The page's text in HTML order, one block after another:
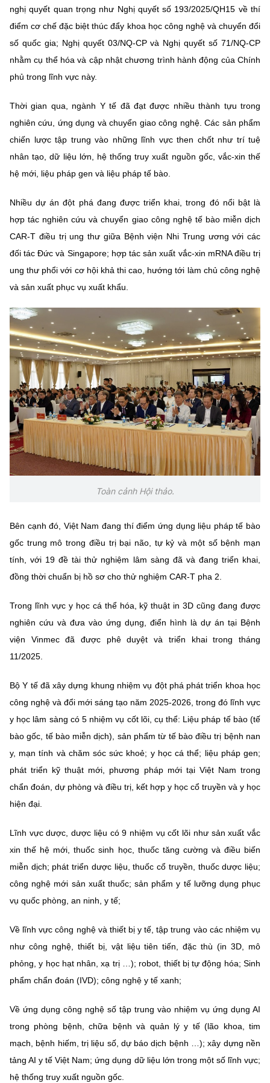
website này)
nghị quyết quan trọng như Nghị quyết số 193/2025/QH15 về thí
điểm cơ chế đặc biệt thúc đẩy khoa học công nghệ và chuyển đổi
số quốc gia; Nghị quyết 03/NQ-CP và Nghị quyết số 71/NQ-CP
nhằm cụ thể hóa và cập nhật chương trình hành động của Chính
phủ trong lĩnh vực này.
Thời gian qua, ngành Y tế đã đạt được nhiều thành tựu trong
nghiên cứu, ứng dụng và chuyển giao công nghệ. Các sản phẩm
chiến lược tập trung vào những lĩnh vực then chốt như trí tuệ
nhân tạo, dữ liệu lớn, hệ thống truy xuất nguồn gốc, vắc-xin thế
hệ mới, liệu pháp gen và liệu pháp tế bào.
Nhiều dự án đột phá đang được triển khai, trong đó nổi bật là
hợp tác nghiên cứu và chuyển giao công nghệ tế bào miễn dịch
CAR-T điều trị ung thư giữa Bệnh viện Nhi Trung ương với các
đối tác Đức và Singapore; hợp tác sản xuất vắc-xin mRNA điều trị
ung thư phổi với cơ hội khả thi cao, hướng tới làm chủ công nghệ
và sản xuất phục vụ xuất khẩu.
Toàn cảnh Hội thảo.
Bên cạnh đó, Việt Nam đang thí điểm ứng dụng liệu pháp tế bào
gốc trung mô trong điều trị bại não, tự kỷ và một số bệnh mạn
tính, với 19 đề tài thử nghiệm lâm sàng đã và đang triển khai,
đồng thời chuẩn bị hồ sơ cho thử nghiệm CAR-T pha 2.
Trong lĩnh vực y học cá thể hóa, kỹ thuật in 3D cũng đang được
nghiên cứu và đưa vào ứng dụng, điển hình là dự án tại Bệnh
viện Vinmec đã được phê duyệt và triển khai trong tháng
11/2025.
Bộ Y tế đã xây dựng khung nhiệm vụ đột phá phát triển khoa học
công nghệ và đổi mới sáng tạo năm 2025-2026, trong đó lĩnh vực
y học lâm sàng có 5 nhiệm vụ cốt lõi, cụ thể: Liệu pháp tế bào (tế
bào gốc, tế bào miễn dịch), sản phẩm từ tế bào điều trị bệnh nan
y, mạn tính và chăm sóc sức khoẻ; y học cá thể; liệu pháp gen;
phát triển kỹ thuật mới, phương pháp mới tại Việt Nam trong
chẩn đoán, dự phòng và điều trị, kết hợp y học cổ truyền và y học
hiện đại.
Lĩnh vực dược, dược liệu có 9 nhiệm vụ cốt lõi như sản xuất vắc
xin thế hệ mới, thuốc sinh học, thuốc tăng cường và điều biến
miễn dịch; phát triển dược liệu, thuốc cổ truyền, thuốc dược liệu;
công nghệ mới sản xuất thuốc; sản phẩm y tế lưỡng dụng phục
vụ quốc phòng, an ninh, y tế;
Về lĩnh vực công nghệ và thiết bị y tế, tập trung vào các nhiệm vụ
như công nghệ, thiết bị, vật liệu tiên tiến, đặc thù (in 3D, mô
phỏng, y học hạt nhân, xạ trị …); robot, thiết bị tự động hóa; Sinh
phẩm chẩn đoán (IVD); công nghệ y tế xanh;
Về ứng dụng công nghệ số tập trung vào nhiệm vụ ứng dụng AI
trong phòng bệnh, chữa bệnh và quản lý y tế (lão khoa, tim
mạch, bệnh hiếm, trị liệu số, dự báo dịch bệnh …); xây dựng nền
tảng AI y tế Việt Nam; ứng dụng dữ liệu lớn trong một số lĩnh vực;
hệ thống truy xuất nguồn gốc.